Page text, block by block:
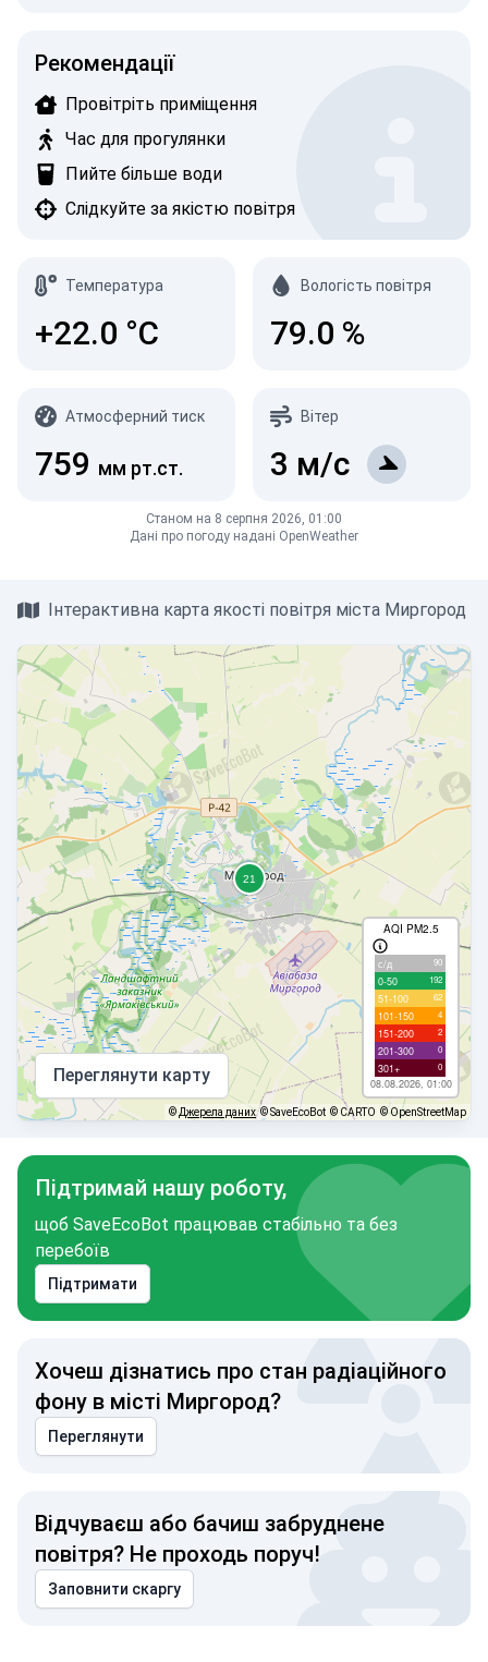
Рекомендації
Провітріть приміщення
Час для прогулянки
Пийте більше води
Слідкуйте за якістю повітря
Температура
+22.0 °C
Вологість повітря
79.0 %
Атмосферний тиск
759 мм рт.ст.
Вітер
3 м/с
Станом на 8 серпня 2026, 01:00
Дані про погоду надані OpenWeather
Інтерактивна карта якості повітря міста Миргород
AQI PM2.5
с/д 90
0-50 192
51-100 62
101-150 4
151-200 2
201-300 0
301+ 0
08.08.2026, 01:00
Переглянути карту
©Джерела даних © SaveEcoBot © CARTO © OpenStreetMap
Підтримай нашу роботу,
щоб SaveEcoBot працював стабільно та без
перебоїв
Підтримати
Хочеш дізнатись про стан радіаційного
фону в місті Миргород?
Переглянути
Відчуваєш або бачиш забруднене
повітря? Не проходь поруч!
Заповнити скаргу